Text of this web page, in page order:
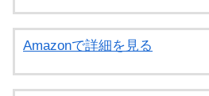
Amazonで詳細を見る